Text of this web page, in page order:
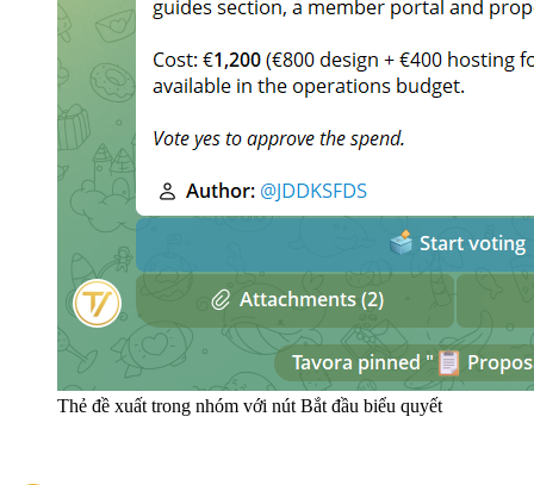
Thẻ đề xuất trong nhóm với nút Bắt đầu biểu quyết